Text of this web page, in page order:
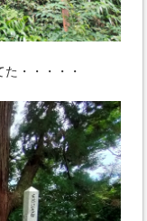
・・・・・